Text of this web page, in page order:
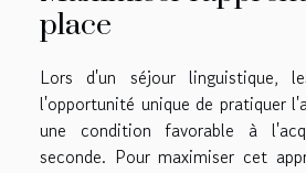
place
Lors d'un séjour linguistique,
l'opportunité unique de pratiquer
une condition favorable à
seconde. Pour maximiser cet